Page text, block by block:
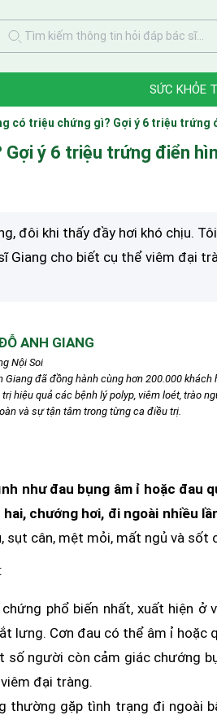
Tìm kiếm thông tin hỏi đáp bác sĩ...
SỨC KHỎE
có triệu chứng gì? Gợi ý 6 triệu trứng
ý 6 triệu trứng điển
đôi khi thấy đầy hơi khó chịu.
Giang cho biết cụ thể viêm đại
ANH GIANG
Nội Soi
Giang đã đồng hành cùng hơn 200.000
hiệu quả các bệnh lý polyp, viêm loét, trào
và sự tận tâm trong từng ca điều trị.
như đau bụng âm ỉ hoặc đau
chướng hơi, đi ngoài nhiều
sụt cân, mệt mỏi, mất ngủ và sốt
phổ biến nhất, xuất hiện ở
lưng. Cơn đau có thể âm ỉ
số người còn cảm giác chướng
đại tràng.
thường gặp tình trạng đi ngoài